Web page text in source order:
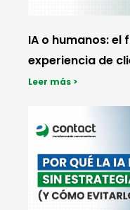
IA o humanos: el
experiencia de
Leer más >